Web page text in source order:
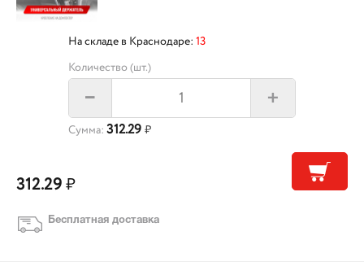
На складе в Краснодаре: 13
Количество (шт.)
– +
Сумма: 312.29 ₽
312.29₽
Бесплатная доставка